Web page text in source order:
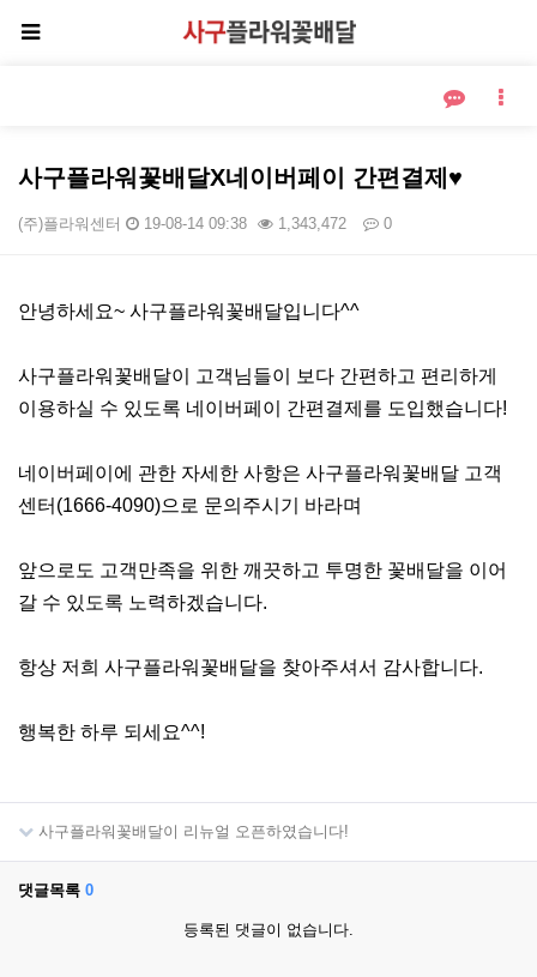
사구플라워꽃배달X네이버페이 간편결제♥
(주)플라워센터 19-08-14 09:38 1,343,472 0
안녕하세요~ 사구플라워꽃배달입니다^^
사구플라워꽃배달이 고객님들이 보다 간편하고 편리하게
이용하실 수 있도록 네이버페이 간편결제를 도입했습니다!
네이버페이에 관한 자세한 사항은 사구플라워꽃배달 고객
센터(1666-4090)으로 문의주시기 바라며
앞으로도 고객만족을 위한 깨끗하고 투명한 꽃배달을 이어
갈 수 있도록 노력하겠습니다.
항상 저희 사구플라워꽃배달을 찾아주셔서 감사합니다.
행복한 하루 되세요^^!
사구플라워꽃배달이 리뉴얼 오픈하였습니다!
댓글목록 0
등록된 댓글이 없습니다.